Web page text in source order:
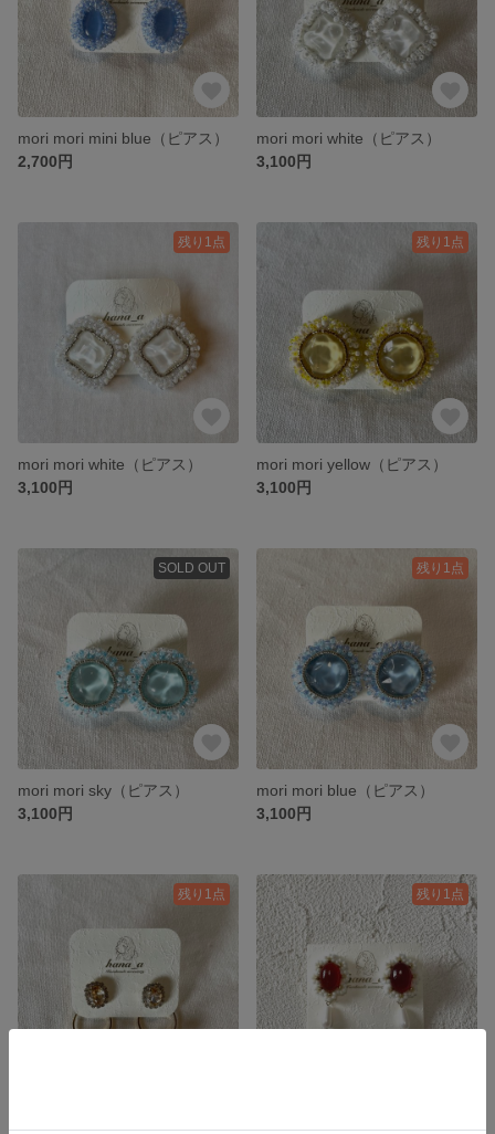
mori mori mini blue（ピアス）
2,700円
mori mori white（ピアス）
3,100円
残り1点
mori mori white（ピアス）
3,100円
残り1点
mori mori yellow（ピアス）
3,100円
SOLD OUT
mori mori sky（ピアス）
3,100円
残り1点
mori mori blue（ピアス）
3,100円
残り1点 残り1点